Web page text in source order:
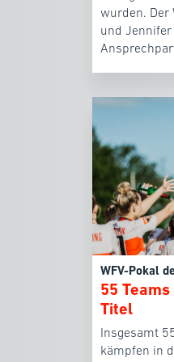
wurden. Der
und
WFV-Pokal
55
Titel
Insgesamt
kämpfen in